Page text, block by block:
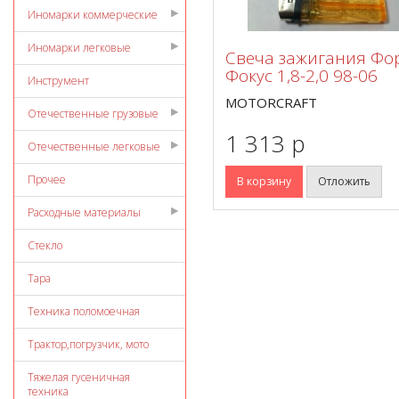
Иномарки коммерческие
Иномарки легковые
Инструмент
Отечественные грузовые
Отечественные легковые
Прочее
Расходные материалы
Стекло
Тара
Техника поломоечная
Трактор,погрузчик, мото
Тяжелая гусеничная
техника
Свеча зажигания
Фокус 1,8-2,0 98-06
MOTORCRAFT
1 313 p
В корзину Отложить